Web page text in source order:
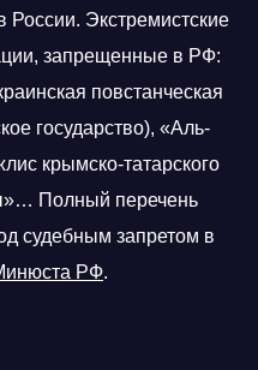
России. Экстремистские
запрещенные в РФ:
повстанческая
государство), «Аль-
крымско-татарского
Полный перечень
судебным запретом в
РФ.